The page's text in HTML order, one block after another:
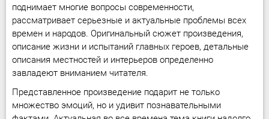
поднимает многие вопросы современности,
рассматривает серьезные и актуальные проблемы всех
времен и народов. Оригинальный сюжет произведения,
описание жизни и испытаний главных героев, детальные
описания местностей и интерьеров определенно
завладеют вниманием читателя.
Представленное произведение подарит не только
множество эмоций, но и удивит познавательными